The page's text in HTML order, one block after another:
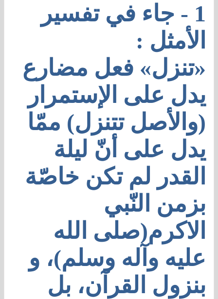
1 - جاء في تفسير
الأمثل :
«تنزل» فعل مضارع
يدل على الإستمرار
(والأصل تتنزل) ممّا
يدل على أنّ ليلة
القدر لم تكن خاصّة
بزمن النّبي
الاكرم(صلى الله
عليه وآله وسلم)، و
بنزول القرآن، بل